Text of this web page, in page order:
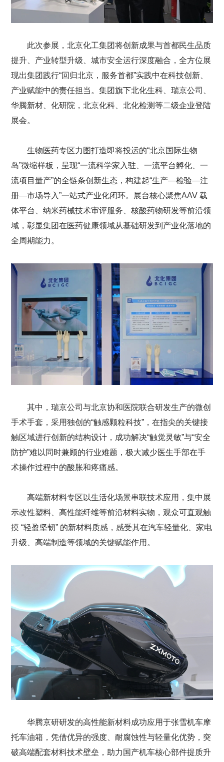
此次参展，北京化工集团将创新成果与首都民生品质
提升、产业转型升级、城市安全运行深度融合，全方位展
现出集团践行“回归北京，服务首都”实践中在科技创新、
产业赋能中的责任担当。集团旗下北化生科、瑞京公司、
华腾新材、化研院，北京化科、北化检测等二级企业登陆
展会。
生物医药专区力图打造即将投运的“北京国际生物
岛”微缩样板，呈现“一流科学家入驻、一流平台孵化、一
流项目量产”的全链条创新生态，构建起“生产—检验—注
册—市场导入”一站式产业化闭环。展台核心聚焦AAV 载
体平台、纳米药械技术审评服务、核酸药物研发等前沿领
域，彰显集团在医药健康领域从基础研发到产业化落地的
全周期能力。
其中，瑞京公司与北京协和医院联合研发生产的微创
手术手套，采用独创的“触感颗粒科技”，在指尖的关键接
触区域进行创新的结构设计，成功解决“触觉灵敏”与“安全
防护”难以同时兼顾的行业难题，极大减少医生手部在手
术操作过程中的酸胀和疼痛感。
高端新材料专区以生活化场景串联技术应用，集中展
示改性塑料、高性能纤维等前沿材料实物，观众可直观触
摸 “轻盈坚韧” 的新材料质感，感受其在汽车轻量化、家电
升级、高端制造等领域的关键赋能作用。
华腾京研研发的高性能新材料成功应用于张雪机车摩
托车油箱，凭借优异的强度、耐腐蚀性与轻量化优势，突
破高端配套材料技术壁垒，助力国产机车核心部件提质升